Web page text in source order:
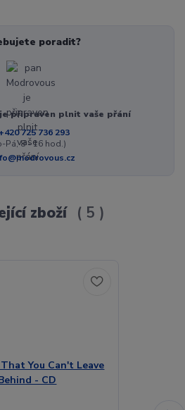
poradit?
připraven plnit vaše přání
+420 725 736 293
Pá, 8 - 16 hod.)
zboží 5